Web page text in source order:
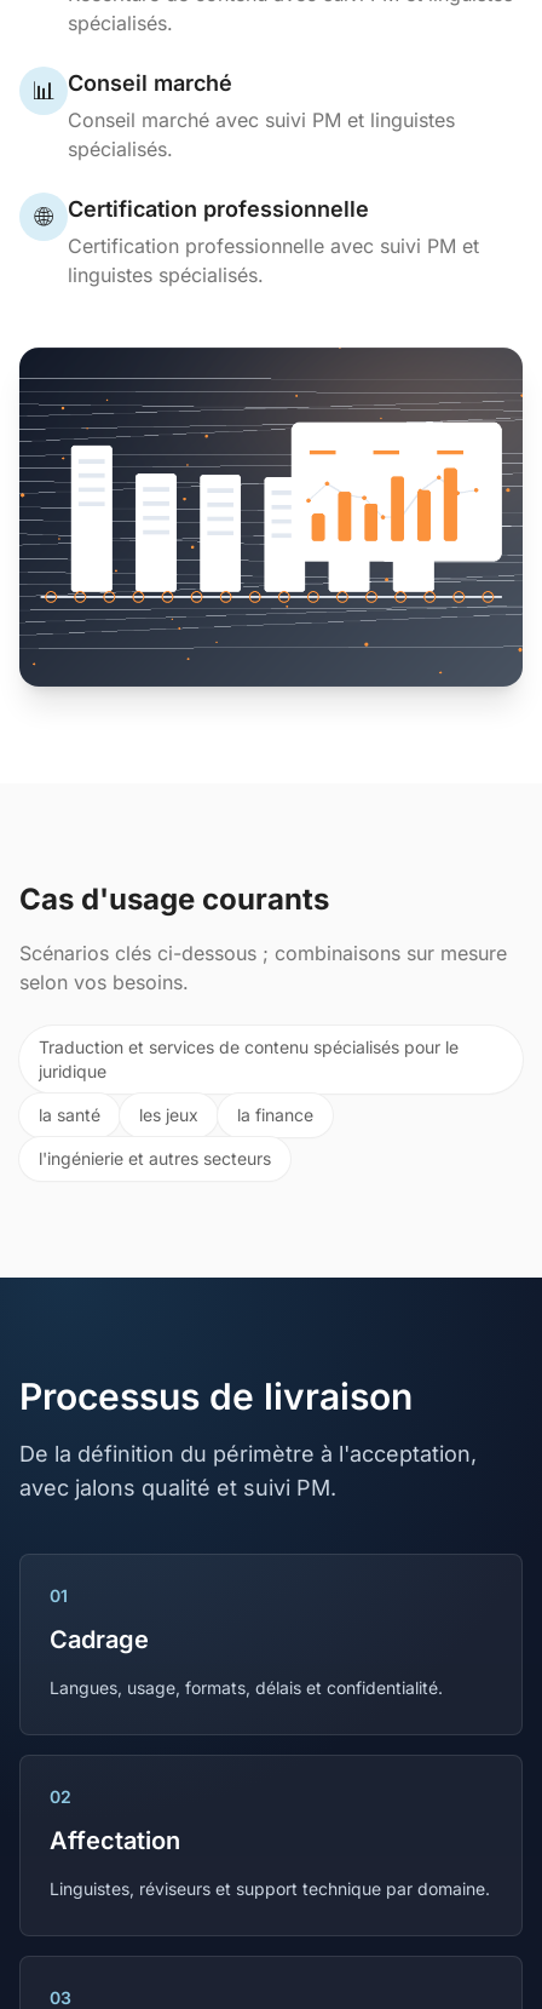
spécialisés.
📊 Conseil marché
Conseil marché avec suivi PM et linguistes
spécialisés.
🌐 Certification professionnelle
Certification professionnelle avec suivi PM et
linguistes spécialisés.
Cas d'usage courants
Scénarios clés ci-dessous ; combinaisons sur mesure
selon vos besoins.
Traduction et services de contenu spécialisés pour le
juridique
la santé les jeux la finance
l'ingénierie et autres secteurs
Processus de livraison
De la définition du périmètre à l'acceptation,
avec jalons qualité et suivi PM.
01
Cadrage
Langues, usage, formats, délais et confidentialité.
02
Affectation
Linguistes, réviseurs et support technique par domaine.
03